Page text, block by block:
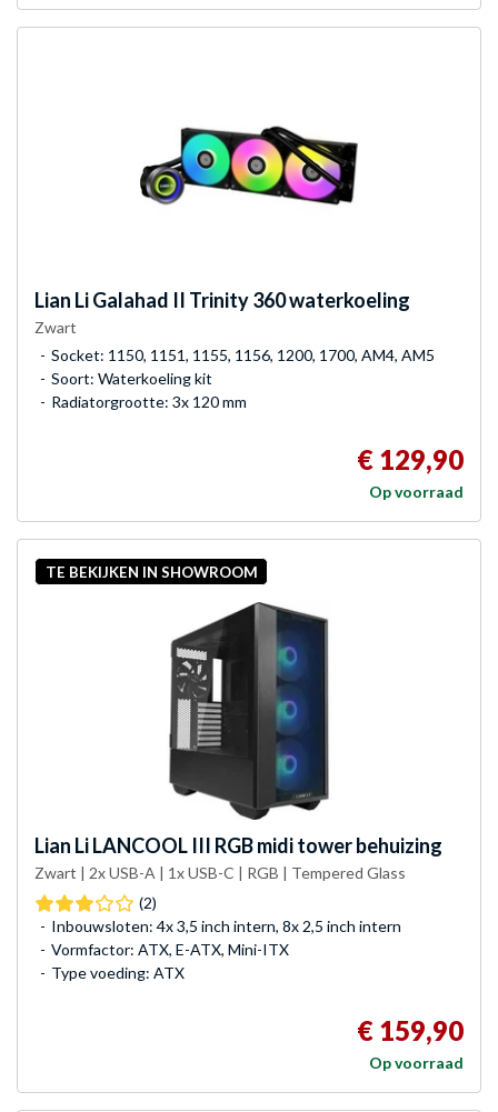
Lian LiGalahad II Trinity 360 waterkoeling
Zwart
Socket: 1150, 1151, 1155, 1156, 1200, 1700, AM4, AM5
Soort: Waterkoeling kit
Radiatorgrootte: 3x 120 mm
€ 129,90
Op voorraad
TE BEKIJKEN IN SHOWROOM
Lian LiLANCOOL III RGB midi tower behuizing
Zwart | 2x USB-A | 1x USB-C | RGB | Tempered Glass
(2)
Inbouwsloten: 4x 3,5 inch intern, 8x 2,5 inch intern
Vormfactor: ATX, E-ATX, Mini-ITX
Type voeding: ATX
€ 159,90
Op voorraad